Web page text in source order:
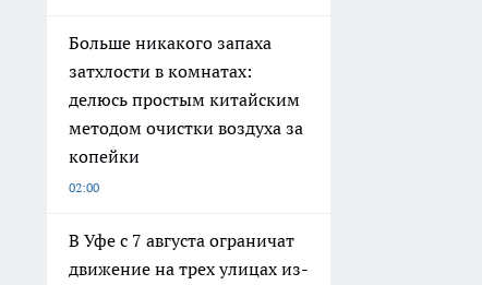
Больше никакого запаха
затхлости в комнатах:
делюсь простым китайским
методом очистки воздуха за
копейки
02:00
В Уфе с 7 августа ограничат
движение на трех улицах из-